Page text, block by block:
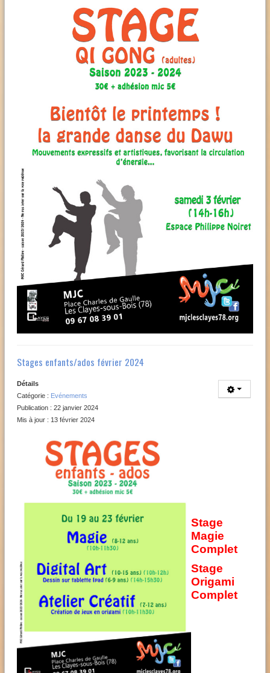
Stages enfants/ados février 2024
Détails
Catégorie : Evénements
Publication : 22 janvier 2024
Mis à jour : 13 février 2024
Stage
Magie
Complet
Stage
Origami
Complet